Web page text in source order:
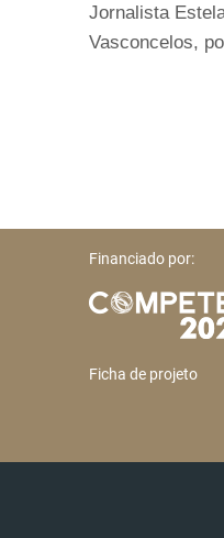
Jornalista
Vasconcelos,
Financiado por:
Ficha de projeto